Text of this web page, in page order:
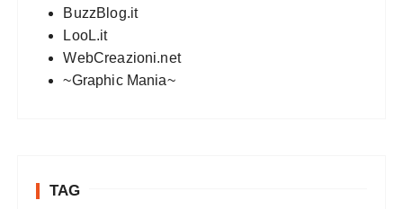
BuzzBlog.it
LooL.it
WebCreazioni.net
~Graphic Mania~
TAG